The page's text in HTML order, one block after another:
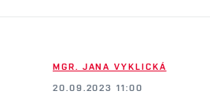
MGR. JANA VYKLICKÁ
20.09.2023 11:00